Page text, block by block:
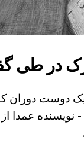
در طی
یک دوست دوران
نویسنده عمدا